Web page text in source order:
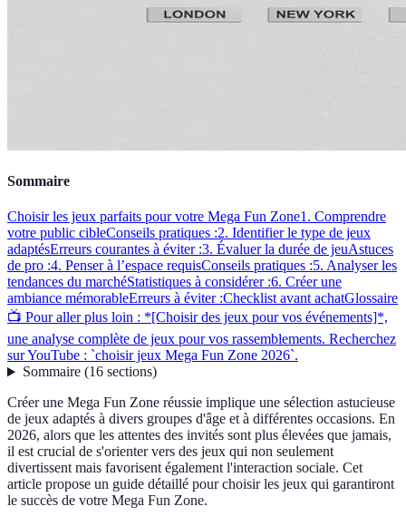
Sommaire
Choisir les jeux parfaits pour votre Mega Fun Zone1. Comprendre
votre public cibleConseils pratiques :2. Identifier le type de jeux
adaptésErreurs courantes à éviter :3. Évaluer la durée de jeuAstuces
de pro :4. Penser à l’espace requisConseils pratiques :5. Analyser les
tendances du marchéStatistiques à considérer :6. Créer une
ambiance mémorableErreurs à éviter :Checklist avant achatGlossaire
📺 Pour aller plus loin : *[Choisir des jeux pour vos événements]*,
une analyse complète de jeux pour vos rassemblements. Recherchez
sur YouTube : `choisir jeux Mega Fun Zone 2026`.
Sommaire(16 sections)
Créer une Mega Fun Zone réussie implique une sélection astucieuse
de jeux adaptés à divers groupes d'âge et à différentes occasions. En
2026, alors que les attentes des invités sont plus élevées que jamais,
il est crucial de s'orienter vers des jeux qui non seulement
divertissent mais favorisent également l'interaction sociale. Cet
article propose un guide détaillé pour choisir les jeux qui garantiront
le succès de votre Mega Fun Zone.